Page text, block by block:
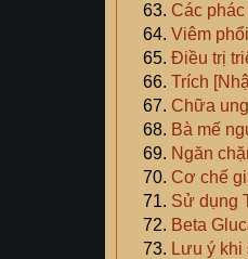
Các
Viêm
Điều trị
Trích
Chữa
Bà mế
Ngăn
Cơ chế
Sử dụng
Beta
Lưu ý khi